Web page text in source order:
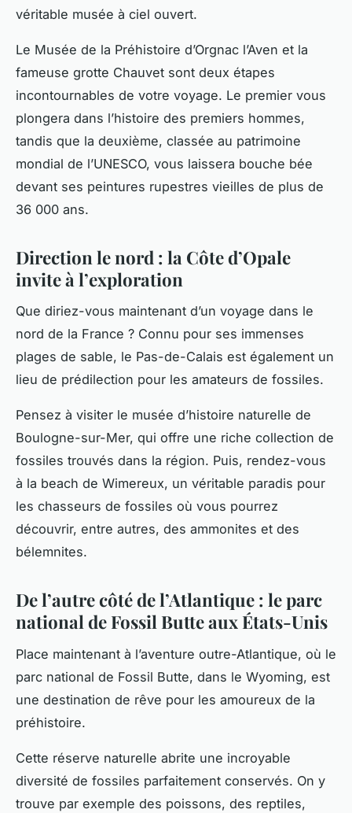
véritable musée à ciel ouvert.
Le Musée de la Préhistoire d’Orgnac l’Aven et la
fameuse grotte Chauvet sont deux étapes
incontournables de votre voyage. Le premier vous
plongera dans l’histoire des premiers hommes,
tandis que la deuxième, classée au patrimoine
mondial de l’UNESCO, vous laissera bouche bée
devant ses peintures rupestres vieilles de plus de
36 000 ans.
Direction le nord : la Côte d’Opale
invite à l’exploration
Que diriez-vous maintenant d’un voyage dans le
nord de la France ? Connu pour ses immenses
plages de sable, le Pas-de-Calais est également un
lieu de prédilection pour les amateurs de fossiles.
Pensez à visiter le musée d’histoire naturelle de
Boulogne-sur-Mer, qui offre une riche collection de
fossiles trouvés dans la région. Puis, rendez-vous
à la beach de Wimereux, un véritable paradis pour
les chasseurs de fossiles où vous pourrez
découvrir, entre autres, des ammonites et des
bélemnites.
De l’autre côté de l’Atlantique : le parc
national de Fossil Butte aux États-Unis
Place maintenant à l’aventure outre-Atlantique, où le
parc national de Fossil Butte, dans le Wyoming, est
une destination de rêve pour les amoureux de la
préhistoire.
Cette réserve naturelle abrite une incroyable
diversité de fossiles parfaitement conservés. On y
trouve par exemple des poissons, des reptiles,